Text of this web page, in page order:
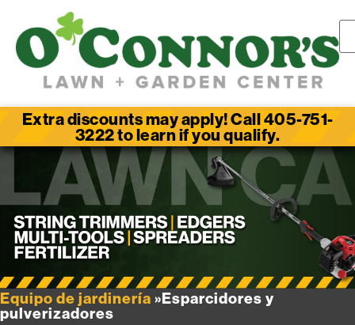
Extra discounts may apply! Call 405-751-
3222 to learn if you qualify.
Equipo de jardinería »Esparcidores y
pulverizadores